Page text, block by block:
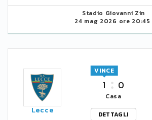
Stadio Giovanni Zin
24 mag 2026 ore 20:45
Lecce
1
VINCE
0
Casa
DETTAGLI